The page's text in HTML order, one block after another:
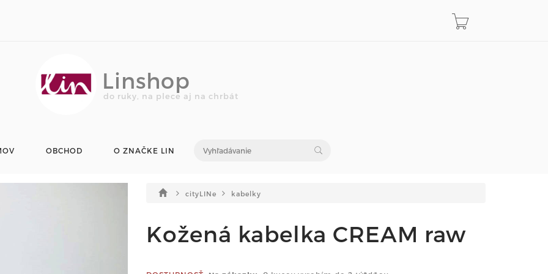
Linshop
do ruky, na plece aj na chrbát
OBCHOD O ZNAČKE LIN
cityLINe kabelky
Kožená kabelka CREAM raw